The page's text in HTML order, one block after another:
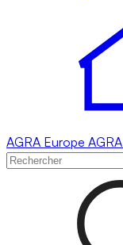
AGRA Europe AGRA